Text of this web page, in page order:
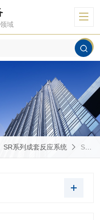
域
SR系列成套反应系统 SR系列成套乳化反应系统